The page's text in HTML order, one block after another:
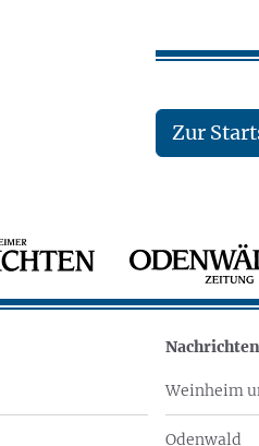
Zur
Nachrichten
Weinheim
Odenwald